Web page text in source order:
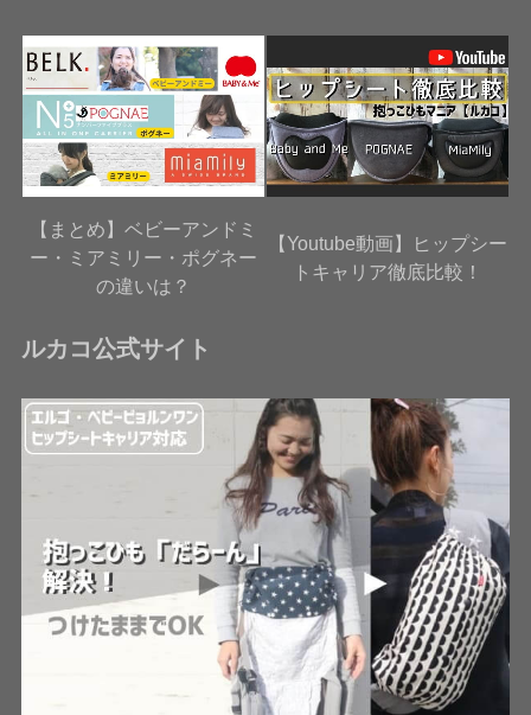
【まとめ】ベビーアンドミ
ー・ミアミリー・ポグネー
の違いは？
【Youtube動画】ヒップシー
トキャリア徹底比較！
ルカコ公式サイト